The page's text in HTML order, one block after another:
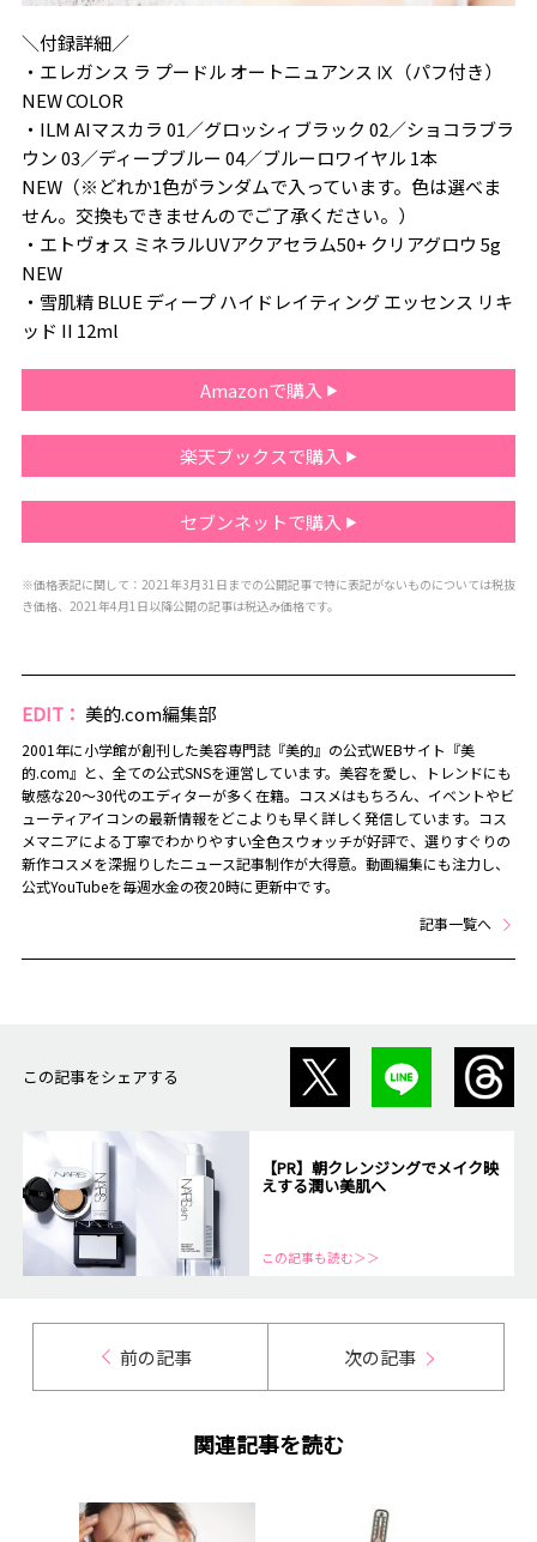
＼付録詳細／
・エレガンス ラ プードル オートニュアンス Ⅸ（パフ付き）
NEW COLOR
・ILM AIマスカラ 01／グロッシィブラック 02／ショコラブラ
ウン 03／ディープブルー 04／ブルーロワイヤル 1本
NEW（※どれか1色がランダムで入っています。色は選べま
せん。交換もできませんのでご了承ください。）
・エトヴォス ミネラルUVアクアセラム50+ クリアグロウ 5g
NEW
・雪肌精 BLUE ディープ ハイドレイティング エッセンス リキ
ッド II 12ml
Amazonで購入
楽天ブックスで購入
セブンネットで購入
※価格表記に関して：2021年3月31日までの公開記事で特に表記がないものについては税抜
き価格、2021年4月1日以降公開の記事は税込み価格です。
EDIT： 美的.com編集部
2001年に小学館が創刊した美容専門誌『美的』の公式WEBサイト『美
的.com』と、全ての公式SNSを運営しています。美容を愛し、トレンドにも
敏感な20～30代のエディターが多く在籍。コスメはもちろん、イベントやビ
ューティアイコンの最新情報をどこよりも早く詳しく発信しています。コス
メマニアによる丁寧でわかりやすい全色スウォッチが好評で、選りすぐりの
新作コスメを深掘りしたニュース記事制作が大得意。動画編集にも注力し、
公式YouTubeを毎週水金の夜20時に更新中です。
記事一覧へ
この記事をシェアする
【PR】朝クレンジングでメイク映
えする潤い美肌へ
この記事も読む＞＞
前の記事 次の記事
関連記事を読む